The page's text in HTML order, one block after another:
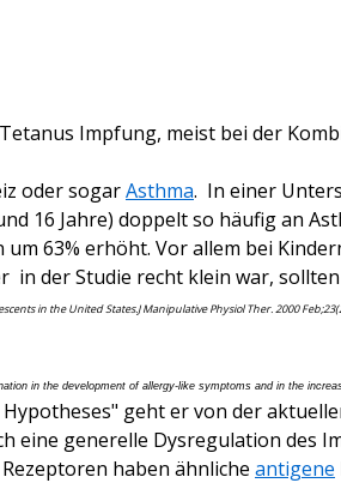
Impfung, meist bei der
oder sogarAsthma. In einer
16 Jahre) doppelt so häufig an
63% erhöht. Vor allem bei
der Studie recht klein war,
in the United States.J Manipulative Physiol Ther. 2000
in the development of allergy-like symptoms and in the
geht er von der
generelle Dysregulation des
haben ähnliche antigene